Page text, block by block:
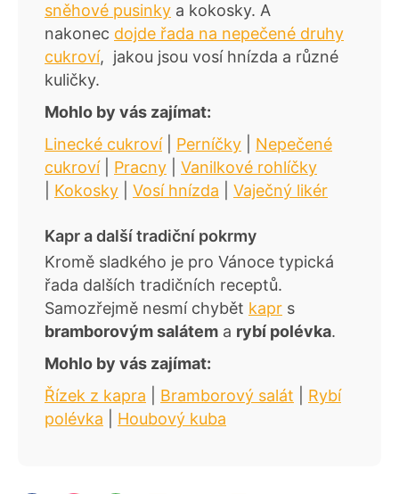
sněhové pusinky a kokosky. A
nakonec dojde řada na nepečené druhy
cukroví, jakou jsou vosí hnízda a různé
kuličky.
Mohlo by vás zajímat:
Linecké cukroví| Perníčky
Nepečené
cukroví| Pracny
Vanilkové rohlíčky
Kokosky Vosí hnízda Vaječný likér
Kapr a další tradiční pokrmy
Kromě sladkého je pro Vánoce typická
řada dalších tradičních receptů.
Samozřejmě nesmí chybět kapr s
bramborovým salátem a rybí polévka.
Mohlo by vás zajímat:
Řízek z kapra
Bramborový salát
Rybí
polévka
Houbový kuba